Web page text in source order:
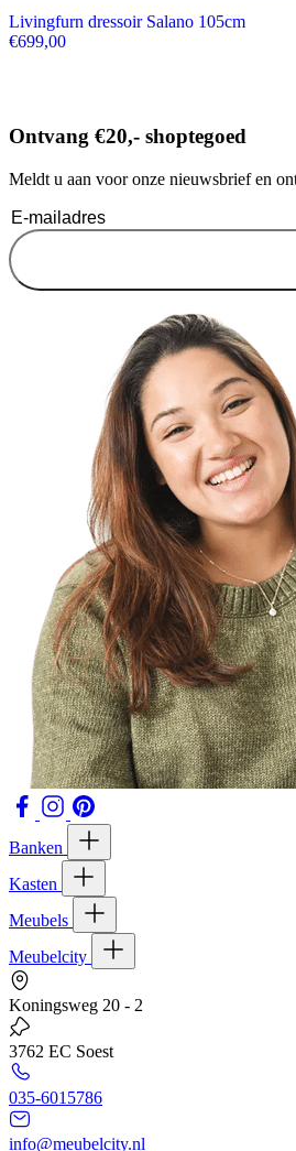
Livingfurn dressoir Salano 105cm
€699,00
Ontvang €20,- shoptegoed
Meldt u aan voor onze nieuwsbrief en
Banken
Kasten
Meubels
Meubelcity
Koningsweg 20 - 2
3762 EC Soest
035-6015786
info@meubelcity.nl